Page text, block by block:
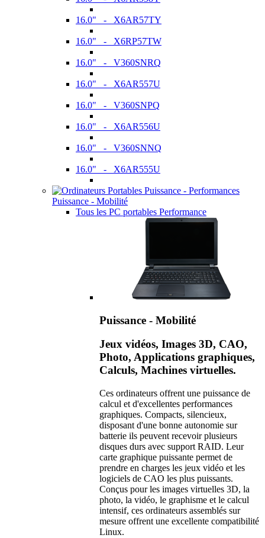
16.0" - X6AR57TY
16.0" - X6RP57TW
16.0" - V360SNRQ
16.0" - X6AR557U
16.0" - V360SNPQ
16.0" - X6AR556U
16.0" - V360SNNQ
16.0" - X6AR555U
Puissance - Mobilité
Tous les PC portables Performance
Puissance - Mobilité
Jeux vidéos, Images 3D, CAO,
Photo, Applications graphiques,
Calculs, Machines virtuelles.
Ces ordinateurs offrent une puissance de
calcul et d'excellentes performances
graphiques. Compacts, silencieux,
disposant d'une bonne autonomie sur
batterie ils peuvent recevoir plusieurs
disques durs avec support RAID. Leur
carte graphique puissante permet de
prendre en charges les jeux vidéo et les
logiciels de CAO les plus puissants.
Conçus pour les images virtuelles 3D, la
photo, la vidéo, le graphisme et le calcul
intensif, ces ordinateurs assemblés sur
mesure offrent une excellente compatibilité
Linux.